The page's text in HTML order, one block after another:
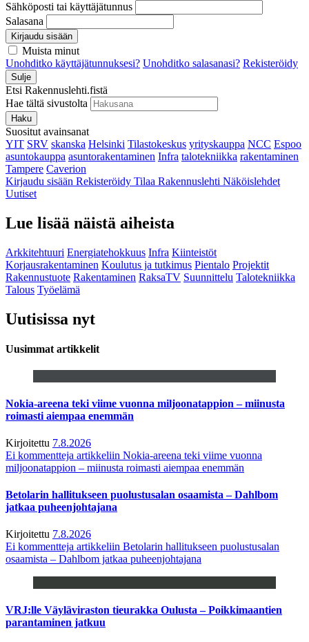
Sähköposti tai käyttäjätunnus
Salasana
Kirjaudu sisään
Muista minut
Unohditko käyttäjätunnuksesi? Unohditko salasanasi? Rekisteröidy
Sulje
Etsi Rakennuslehti.fistä
Hae tältä sivustolta
Haku
Suositut avainsanat
YIT SRV skanska Helsinki Tilastokeskus yrityskauppa NCC Espoo
asuntokauppa asuntorakentaminen Infra talotekniikka rakentaminen
Tampere Caverion
Kirjaudu sisään Rekisteröidy Tilaa Rakennuslehti Näköislehdet
Uutiset
Lue lisää näistä aiheista
Arkkitehtuuri Energiatehokkuus Infra Kiinteistöt
Korjausrakentaminen Koulutus ja tutkimus Pientalo Projektit
Rakennustuote Rakentaminen RaksaTV Suunnittelu Talotekniikka
Talous Työelämä
Uutisissa nyt
Uusimmat artikkelit
Nokia-areena teki viime vuonna miljoonatappion – miinusta
roimasti aiempaa enemmän
Kirjoitettu 7.8.2026
Ei kommentteja artikkeliin Nokia-areena teki viime vuonna
miljoonatappion – miinusta roimasti aiempaa enemmän
Betolarin hallitukseen puolustusalan osaamista – Dahlbom
jatkaa puheenjohtajana
Kirjoitettu 7.8.2026
Ei kommentteja artikkeliin Betolarin hallitukseen puolustusalan
osaamista – Dahlbom jatkaa puheenjohtajana
VRJ:lle Väyläviraston tieurakka Oulusta – Poikkimaantien
parantaminen jatkuu